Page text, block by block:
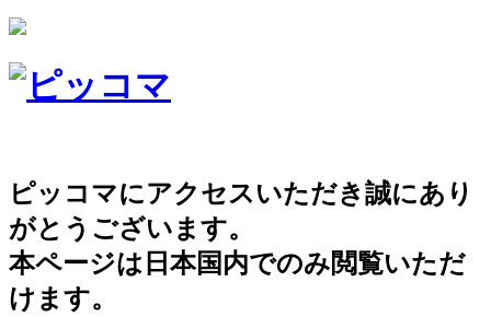
ピッコマにアクセスいただき誠にあり
がとうございます。
本ページは日本国内でのみ閲覧いただ
けます。